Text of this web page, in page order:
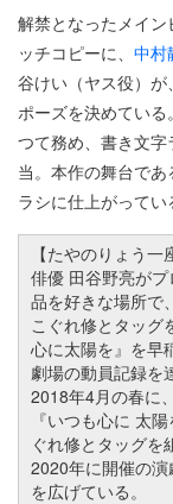
解禁となったメイ
ッチコピーに、 中村
谷けい（ヤス役）
ポーズを決めてい
つて務め、書き文
当。本作の舞台で
ラシに仕上がってい
【たやのりょう一
俳優 田谷野亮が
品を好きな場所で
こぐれ修とタッグ
心に太陽を』を早
劇場の動員記録を
2018年4月の春に
『いつも心に 太
ぐれ修とタッグを
2020年に開催の
を広げている。